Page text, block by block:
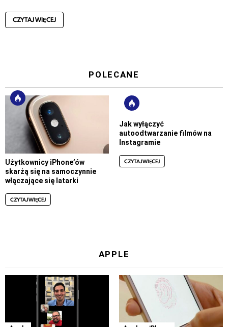
CZYTAJ WIĘCEJ
POLECANE
Użytkownicy iPhone’ów
skarżą się na samoczynnie
włączające się latarki
CZYTAJ WIĘCEJ
Jak wyłączyć
autoodtwarzanie filmów na
Instagramie
CZYTAJ WIĘCEJ
APPLE